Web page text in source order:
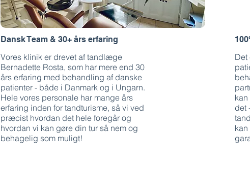
Dansk Team & 30+ års erfaring
Vores klinik er drevet af tandlæge
Bernadette Rosta, som har mere end 30
års erfaring med behandling af danske
patienter - både i Danmark og i Ungarn.
Hele vores personale har mange års
erfaring inden for tandturisme, så vi ved
præcist hvordan det hele foregår og
hvordan vi kan gøre din tur så nem og
behagelig som muligt!
Det
det